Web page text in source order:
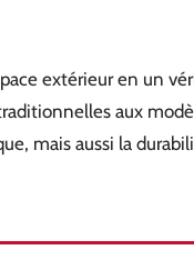
extérieur en un
aux
mais aussi la